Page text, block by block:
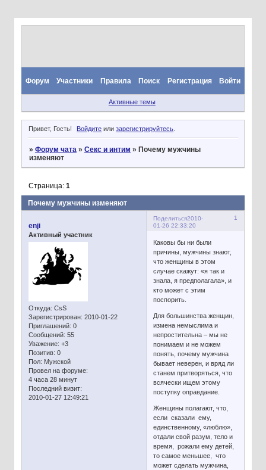
Форум Участники Правила Поиск Регистрация Войти
Активные темы
Привет, Гость! Войдите илизарегистрируйтесь.
» Форум чата » Секс и интим » Почему мужчины
изменяют
Почему мужчины изменяют
Страница: 1
Поделиться 1
2010-
01-26 22:33:20
enji
Активный участник
Откуда: CsS
Зарегистрирован: 2010-01-22
Приглашений: 0
Сообщений: 55
Уважение: +3
Позитив: 0
Пол: Мужской
Провел на форуме:
4 часа 28 минут
Последний визит:
2010-01-27 12:49:21
Каковы бы ни были
причины, мужчины знают,
что женщины в этом
случае скажут: «я так и
знала, я предполагала», и
кто может с этим
поспорить.
Для большинства женщин,
измена немыслима и
непростительна – мы не
понимаем и не можем
понять, почему мужчина
бывает неверен, и вряд ли
станем притворяться, что
всячески ищем этому
поступку оправдание.
Женщины полагают, что,
если сказали ему,
единственному, «люблю»,
отдали свой разум, тело и
время, рожали ему детей,
то самое меньшее, что
может сделать мужчина,